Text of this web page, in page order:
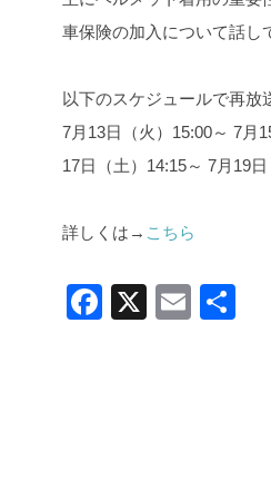
車保険の加入について話し
以下のスケジュールで再放
7月13日（火）15:00～ 7月
17日（土）14:15～ 7月19日
詳しくは→ こちら
F
X
E